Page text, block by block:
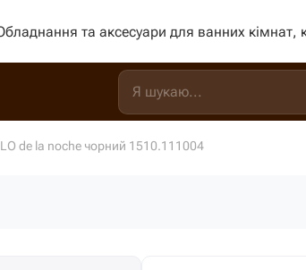
та аксесуари для ванних кімнат,
de la noche чорний 1510.111004